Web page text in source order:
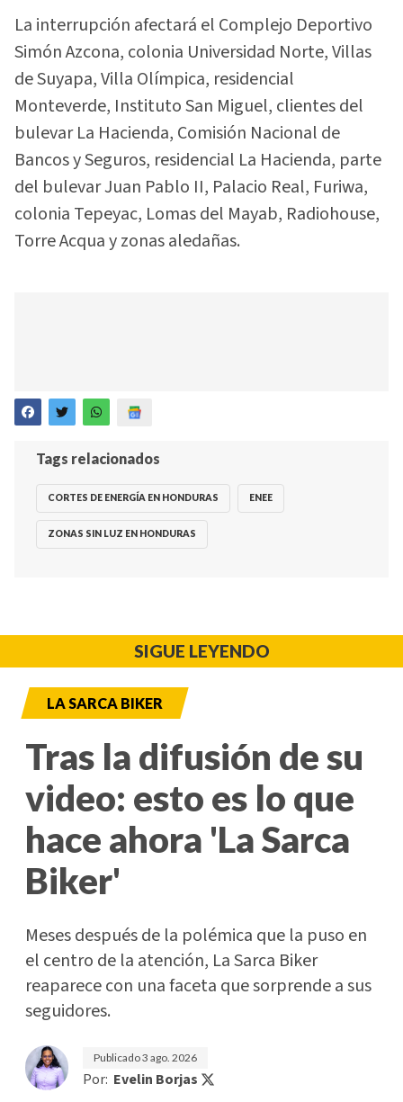
La interrupción afectará el Complejo Deportivo
Simón Azcona, colonia Universidad Norte, Villas
de Suyapa, Villa Olímpica, residencial
Monteverde, Instituto San Miguel, clientes del
bulevar La Hacienda, Comisión Nacional de
Bancos y Seguros, residencial La Hacienda, parte
del bulevar Juan Pablo II, Palacio Real, Furiwa,
colonia Tepeyac, Lomas del Mayab, Radiohouse,
Torre Acqua y zonas aledañas.
Tags relacionados
CORTES DE ENERGÍA EN HONDURAS ENEE
ZONAS SIN LUZ EN HONDURAS
SIGUE LEYENDO
LA SARCA BIKER
Tras la difusión de su
video: esto es lo que
hace ahora 'La Sarca
Biker'
Meses después de la polémica que la puso en
el centro de la atención, La Sarca Biker
reaparece con una faceta que sorprende a sus
seguidores.
Publicado3 ago. 2026
Por: Evelin Borjas